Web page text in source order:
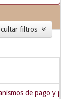
de pago y